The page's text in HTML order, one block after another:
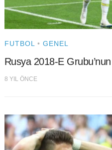
FUTBOL• GENEL
Rusya 2018-E Grubu’nun
8 YIL ÖNCE